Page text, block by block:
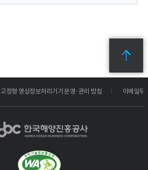
고정형 영상정보처리기기 운영·관리 방침 이메일무